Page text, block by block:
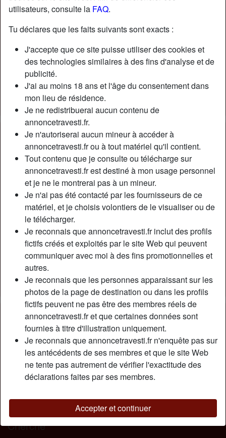
utilisateurs, consulte la FAQ.
Tu déclares que les faits suivants sont exacts :
J'accepte que ce site puisse utiliser des cookies et
des technologies similaires à des fins d'analyse et de
publicité.
J'ai au moins 18 ans et l'âge du consentement dans
mon lieu de résidence.
Je ne redistribuerai aucun contenu de
annoncetravesti.fr.
Je n'autoriserai aucun mineur à accéder à
annoncetravesti.fr ou à tout matériel qu'il contient.
Tout contenu que je consulte ou télécharge sur
annoncetravesti.fr est destiné à mon usage personnel
et je ne le montrerai pas à un mineur.
Je n'ai pas été contacté par les fournisseurs de ce
matériel, et je choisis volontiers de le visualiser ou de
le télécharger.
Je reconnais que annoncetravesti.fr inclut des profils
fictifs créés et exploités par le site Web qui peuvent
communiquer avec moi à des fins promotionnelles et
autres.
Je reconnais que les personnes apparaissant sur les
photos de la page de destination ou dans les profils
fictifs peuvent ne pas être des membres réels de
annoncetravesti.fr et que certaines données sont
fournies à titre d'illustration uniquement.
Je reconnais que annoncetravesti.fr n'enquête pas sur
les antécédents de ses membres et que le site Web
ne tente pas autrement de vérifier l'exactitude des
déclarations faites par ses membres.
Accepter et continuer
Nickname:
LaurineLeSueur
Âge:
29
Pays:
France
Département:
Aveyron
Sexe:
Transexuelle
Sexualité:
Bisexuel(le)
Relation:
Couleur des cheveux:
Blonde
Couleur des yeux:
Vert
Taille:
175 cm
Épilé(e):
Fumeur(euse):
Non
Description
Salut bel inconnu ! Je suis là pour toi. J’adore le sexe
coquin, je peux être une transsexuelle très vilaine, tu sais.
Mais si tu arrives à me dompter, je t’appartiendrais à 100%.
Regarde bien toutes mes photos. Si elles te procurent
beaucoup de désir, alors contacte-moi. Je suis libre très
Cherche